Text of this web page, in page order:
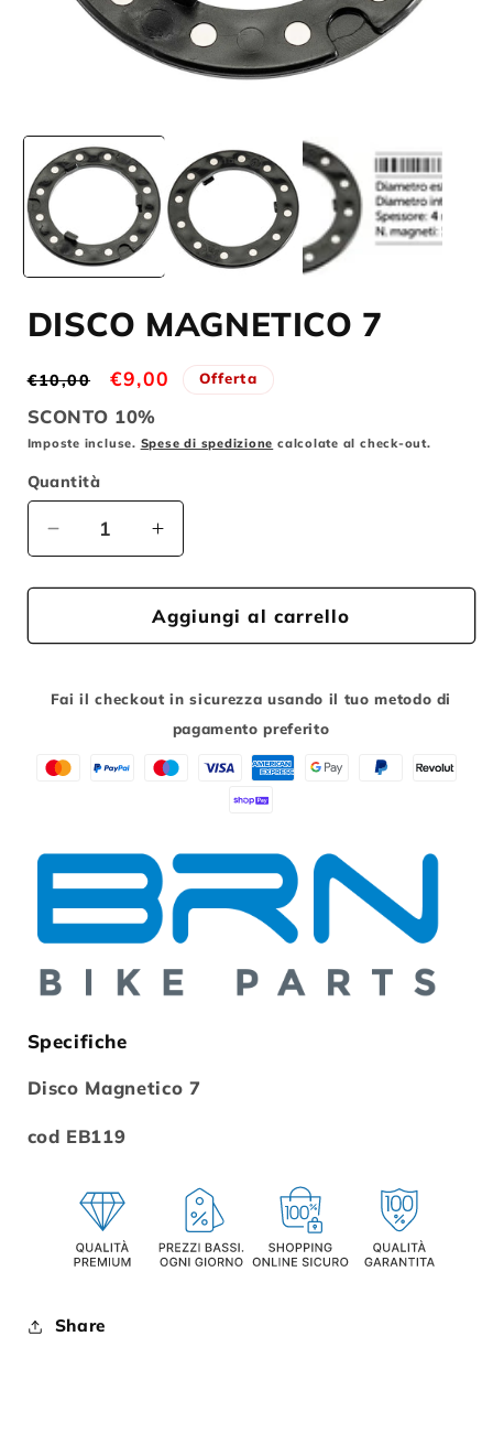
contenuti
multimediali
in
finestra
modale
DISCO MAGNETICO 7
Prezzo
di
listino
€10,00
Prezzo
scontato
€9,00 Offerta
SCONTO 10%
Imposte incluse. Spese di spedizione calcolate al check-out.
Quantità
Diminuisci
quantità
per
MAGNETICO
Aumenta
quantità
per
DISCO
MAGNETICO
Aggiungi al carrello
Fai il checkout in sicurezza usando il tuo metodo di
pagamento preferito
Specifiche
Disco Magnetico 7
cod EB119
Share